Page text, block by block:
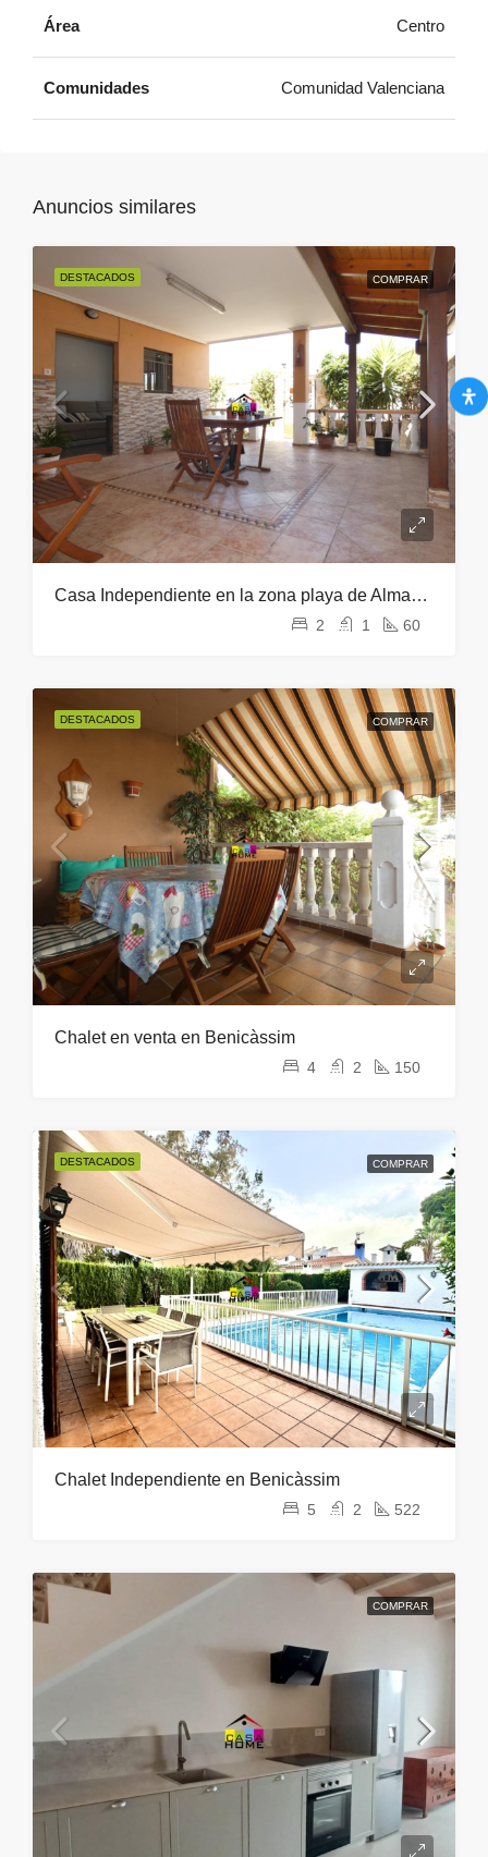
Área Centro
Comunidades Comunidad Valenciana
Anuncios similares
DESTACADOS COMPRAR
Casa Independiente en la zona playa de Almazora
2 1 60
DESTACADOS COMPRAR
Chalet en venta en Benicàssim
4 2 150
DESTACADOS COMPRAR
Chalet Independiente en Benicàssim
5 2 522
COMPRAR